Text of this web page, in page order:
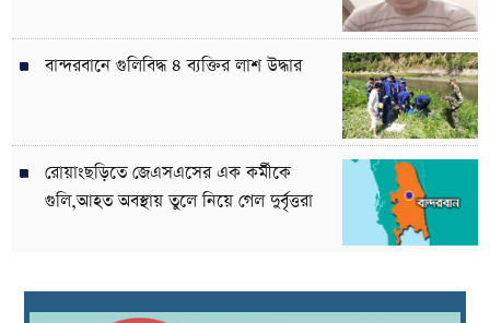
বান্দরবানে গুলিবিদ্ধ ৪ ব্যক্তির লাশ উদ্ধার
রোয়াংছড়িতে জেএসএসের এক কর্মীকে
গুলি,আহত অবস্থায় তুলে নিয়ে গেল দুর্বৃত্তরা